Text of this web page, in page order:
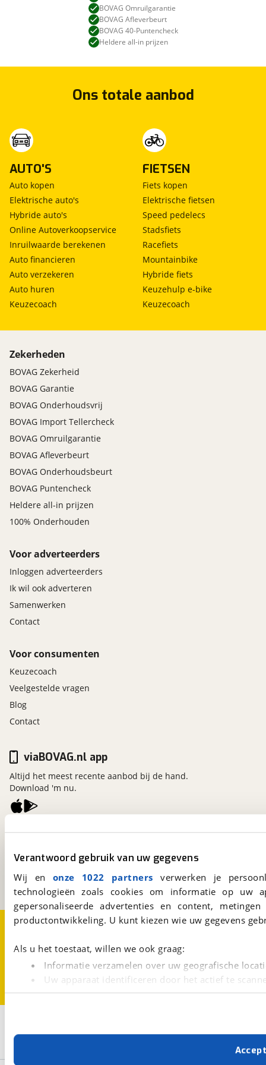
Verantwoord gebruik van uw gegevens
Wij en onze 1022 partners verwerken je
technologieën zoals cookies om informatie op
gepersonaliseerde advertenties en content,
productontwikkeling. U kunt kiezen wie uw gegevens
Als u het toestaat, willen we ook graag:
Informatie verzamelen over uw geografische
Uw apparaat identificeren door het actief te
Lees meer over hoe uw persoonlijke gegevens worden
Met cookies en vergelijkbare technieken zorgen we
cookies zorgen ervoor dat de website goed werkt.
BOVAG Omruilgarantie
BOVAG Afleverbeurt
BOVAG 40-Puntencheck
Heldere all-in prijzen
Ons totale aanbod
AUTO'S
Auto kopen
Elektrische auto's
Hybride auto's
Online Autoverkoopservice
Inruilwaarde berekenen
Auto financieren
Auto verzekeren
Auto huren
Keuzecoach
FIETSEN
Fiets kopen
Elektrische fietsen
Speed pedelecs
Stadsfiets
Racefiets
Mountainbike
Hybride fiets
Keuzehulp e-bike
Keuzecoach
Zekerheden
BOVAG Zekerheid
BOVAG Garantie
BOVAG Onderhoudsvrij
BOVAG Import Tellercheck
BOVAG Omruilgarantie
BOVAG Afleverbeurt
BOVAG Onderhoudsbeurt
BOVAG Puntencheck
Heldere all-in prijzen
100% Onderhouden
Voor adverteerders
Inloggen adverteerders
Ik wil ook adverteren
Samenwerken
Contact
Voor consumenten
Keuzecoach
Veelgestelde vragen
Blog
Contact
viaBOVAG.nl
3981 AJ Bunnik
Een initiatief van
BOVAG
viaBOVAG.nl app
Altijd het meest recente aanbod bij de hand.
Download 'm nu.
Over viaBOVAG.nlDisclaimer- en Privacyverklaring